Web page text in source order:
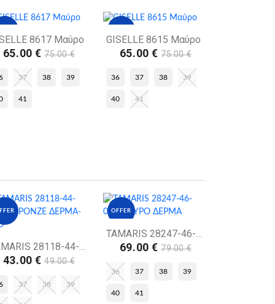
8617 Μαύρο
65.00 €75.00 €
37 38 39
41
GISELLE 8615 Μαύρο
65.00 €75.00 €
36 37 38 39
40 41
TAMARIS 28118-44-985 ΜΠΡΟΝΖΕ ΔΕΡΜΑ-ECO
43.00 €49.00 €
37 38 39
OFFER
TAMARIS 28247-46-001 ΜΑΥΡΟ ΔΕΡΜΑ
69.00 €79.00 €
36 37 38 39
40 41